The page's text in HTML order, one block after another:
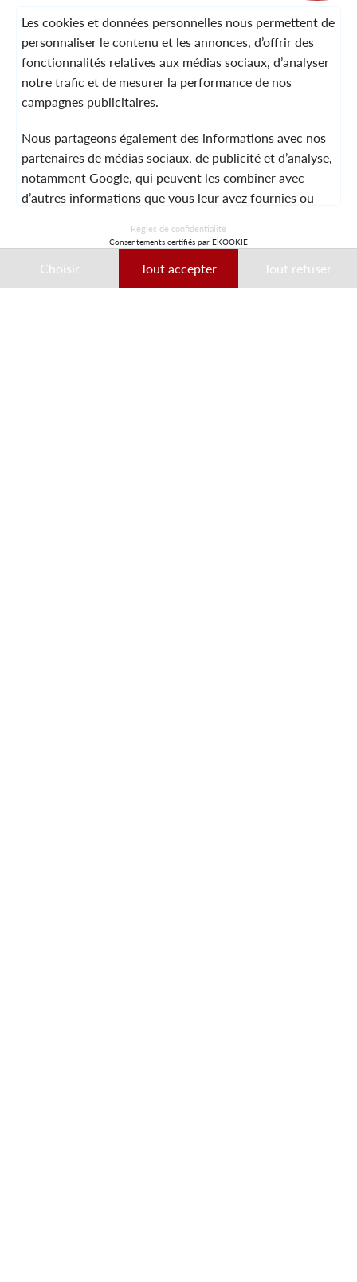
LA MARQUE
SERVICE CLIENT
© 2026 Laura Vita
DESIGNED BY LOBSTTER
MENTIONS LÉGALESCGVCONTACT
Les cookies et données personnelles nous permettent de
personnaliser le contenu et les annonces, d’offrir des
fonctionnalités relatives aux médias sociaux, d’analyser
notre trafic et de mesurer la performance de nos
campagnes publicitaires.
Nous partageons également des informations avec nos
partenaires de médias sociaux, de publicité et d’analyse,
notamment Google, qui peuvent les combiner avec
d’autres informations que vous leur avez fournies ou
Ces données peuvent notamment être utilisées à des
fins de personnalisation des annonces. Vous pouvez
Règles de confidentialité
Consentements certifiés par EKOOKIE
Choisir Tout accepter Tout refuser